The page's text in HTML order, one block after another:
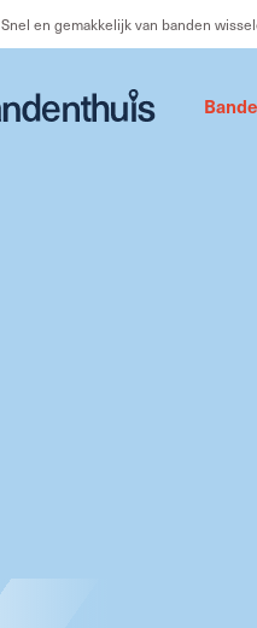
Snel en gemakkelijk van banden